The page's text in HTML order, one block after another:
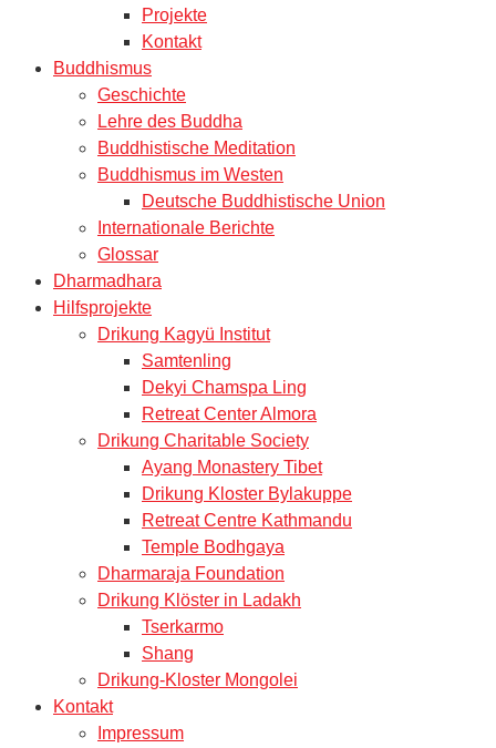
Projekte
Kontakt
Buddhismus
Geschichte
Lehre des Buddha
Buddhistische Meditation
Buddhismus im Westen
Deutsche Buddhistische Union
Internationale Berichte
Glossar
Dharmadhara
Hilfsprojekte
Drikung Kagyü Institut
Samtenling
Dekyi Chamspa Ling
Retreat Center Almora
Drikung Charitable Society
Ayang Monastery Tibet
Drikung Kloster Bylakuppe
Retreat Centre Kathmandu
Temple Bodhgaya
Dharmaraja Foundation
Drikung Klöster in Ladakh
Tserkarmo
Shang
Drikung-Kloster Mongolei
Kontakt
Impressum